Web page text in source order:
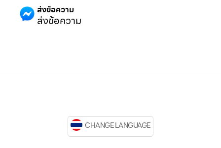
ส่งข้อความ
ส่งข้อความ
CHANGE LANGUAGE